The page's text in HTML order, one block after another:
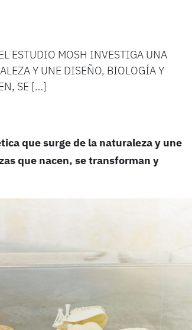
ESTUDIO MOSH INVESTIGA UNA
Y UNE DISEÑO, BIOLOGÍA Y
SE […]
que surge de la naturaleza y une
que nacen, se transforman y